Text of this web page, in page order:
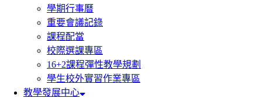
學期行事曆
重要會議記錄
課程配當
校際選課專區
16+2課程彈性教學規劃
學生校外實習作業專區
教學發展中心